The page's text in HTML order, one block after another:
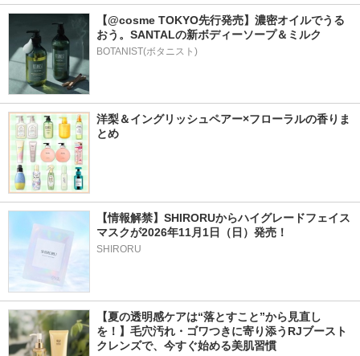
【@cosme TOKYO先行発売】濃密オイルでうる
おう。SANTALの新ボディーソープ＆ミルク
BOTANIST(ボタニスト)
洋梨＆イングリッシュペアー×フローラルの香りま
とめ
【情報解禁】SHIRORUからハイグレードフェイス
マスクが2026年11月1日（日）発売！
SHIRORU
【夏の透明感ケアは“落とすこと”から見直し
を！】毛穴汚れ・ゴワつきに寄り添うRJブースト
クレンズで、今すぐ始める美肌習慣